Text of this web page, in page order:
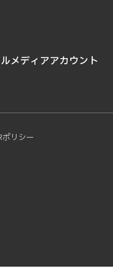
メディアアカウント
ポリシー